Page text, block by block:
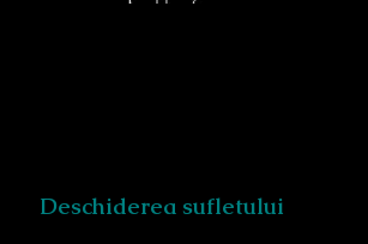
Deschiderea sufletului